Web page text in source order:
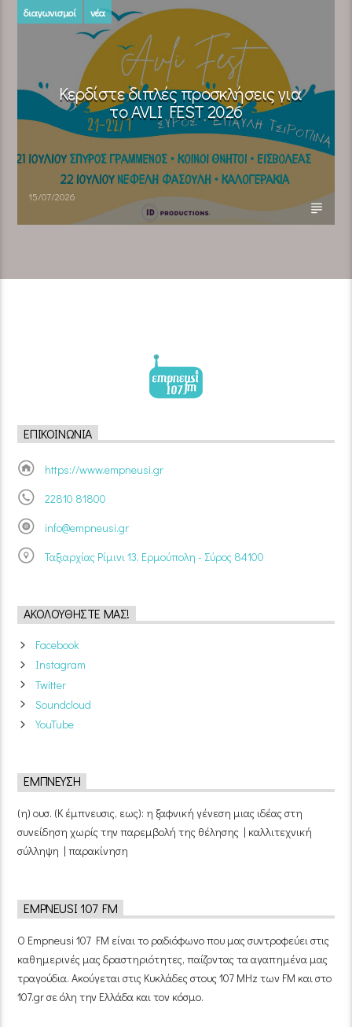
διαγωνισμοί νέα
Κερδίστε διπλές προσκλήσεις για
το AVLI FEST 2026
15/07/2026
ΕΠΙΚΟΙΝΩΝΊΑ
https://www.empneusi.gr
22810 81800
info@empneusi.gr
Ταξιαρχίας Ρίμινι 13, Ερμούπολη - Σύρος 84100
ΑΚΟΛΟΥΘΉΣΤΕ ΜΑΣ!
Facebook
Instagram
Twitter
Soundcloud
YouTube
ΈΜΠΝΕΥΣΗ
(η) ουσ. (Κ έμπνευσις, εως): η ξαφνική γένεση μιας ιδέας στη
συνείδηση χωρίς την παρεμβολή της θέλησης | καλλιτεχνική
σύλληψη | παρακίνηση
EMPNEUSI 107 FM
Ο Empneusi 107 FM είναι το ραδιόφωνο που μας συντροφεύει στις
καθημερινές μας δραστηριότητες, παίζοντας τα αγαπημένα μας
τραγούδια. Ακούγεται στις Κυκλάδες στους 107 MHz των FM και στο
107.gr σε όλη την Ελλάδα και τον κόσμο.